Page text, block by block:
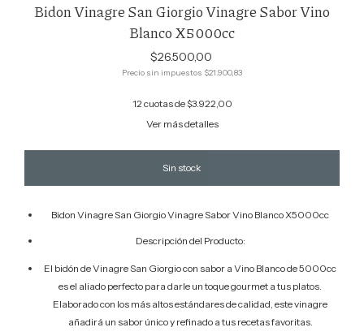
Bidon Vinagre San Giorgio Vinagre Sabor Vino
Blanco X5000cc
$26.500,00
Precio sin impuestos $21.900,83
12 cuotas de$3.922,00
Ver más detalles
Bidon Vinagre San Giorgio Vinagre Sabor Vino Blanco X5000cc
Descripción del Producto:
El bidón de Vinagre San Giorgio con sabor a Vino Blanco de 5000cc
es el aliado perfecto para darle un toque gourmet a tus platos.
Elaborado con los más altos estándares de calidad, este vinagre
añadirá un sabor único y refinado a tus recetas favoritas.